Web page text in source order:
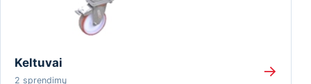
Keltuvai
2 sprendimų
→